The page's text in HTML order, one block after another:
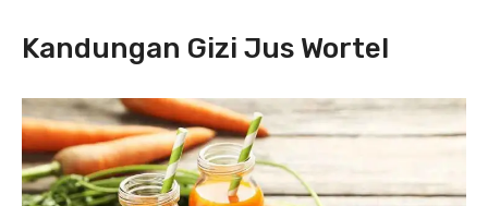
Kandungan Gizi Jus Wortel